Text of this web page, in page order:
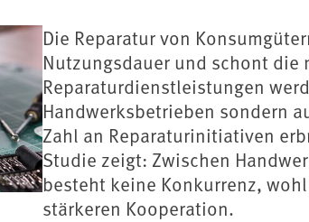
Die Reparatur von
Nutzungsdauer und schont die
Reparaturdienstleistungen
Handwerksbetrieben sondern
Zahl an Reparaturinitiativen
Studie zeigt: Zwischen
besteht keine Konkurrenz,
stärkeren Kooperation.